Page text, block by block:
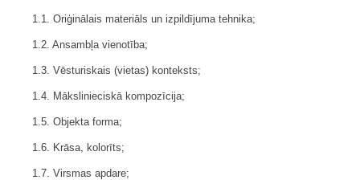
1.1. Oriģinālais materiāls un izpildījuma tehnika;
1.2. Ansambļa vienotība;
1.3. Vēsturiskais (vietas) konteksts;
1.4. Mākslinieciskā kompozīcija;
1.5. Objekta forma;
1.6. Krāsa, kolorīts;
1.7. Virsmas apdare;